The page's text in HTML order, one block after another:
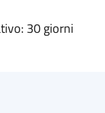
30 giorni